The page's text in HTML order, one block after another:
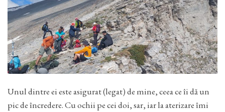
Unul dintre ei este asigurat (legat) de mine, ceea ce îi dă un
pic de încredere. Cu ochii pe cei doi, sar, iar la aterizare îmi